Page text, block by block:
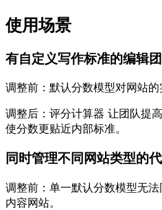
使用场景
有自定义写作标准的编辑
调整前：默认分数模型对网站的
调整后： 评分计算器 让团队提
使分数更贴近内部标准。
同时管理不同网站类型的
调整前：单一默认分数模型无
内容网站。